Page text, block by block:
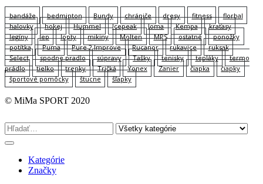
bandáže bedminton Bundy chrániče dresy fitness
florbal
halovky
hokej Hummel Icepeak Joma Kempa
kraťasy
legíny
lep lopty mikiny Molten MPS ostatné
ponožky
potítka
Puma Pure 2 Improve Rucanor rukavice
ruksak
Select
spodne pradlo súpravy Tašky tenisky tepláky
termo
prádlo
tielko trenky Tričká Yonex Zanier čiapka
čiapky
športové pomôcky
štucne šľapky
© MiMa SPORT 2020
Kategórie
Značky